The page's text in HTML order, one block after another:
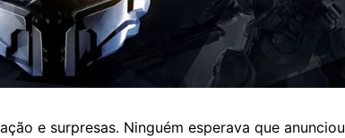
e surpresas. Ninguém esperava que anunciou